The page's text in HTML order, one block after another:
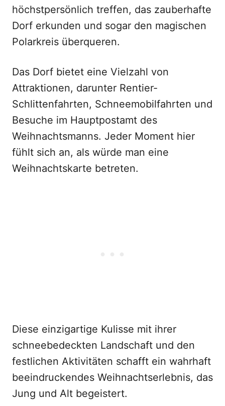
höchstpersönlich treffen, das zauberhafte
Dorf erkunden und sogar den magischen
Polarkreis überqueren.
Das Dorf bietet eine Vielzahl von
Attraktionen, darunter Rentier-
Schlittenfahrten, Schneemobilfahrten und
Besuche im Hauptpostamt des
Weihnachtsmanns. Jeder Moment hier
fühlt sich an, als würde man eine
Weihnachtskarte betreten.
Diese einzigartige Kulisse mit ihrer
schneebedeckten Landschaft und den
festlichen Aktivitäten schafft ein wahrhaft
beeindruckendes Weihnachtserlebnis, das
Jung und Alt begeistert.